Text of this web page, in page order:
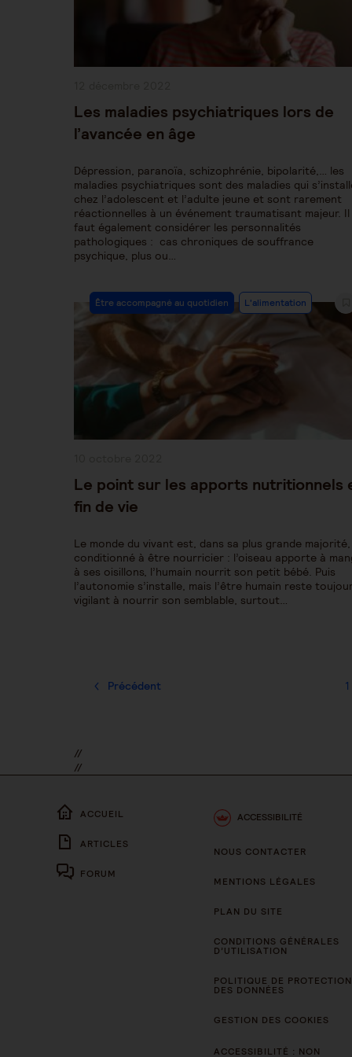
Les maladies psychiatriques lors de
l’avancée en âge
Dépression, paranoïa, schizophrénie, bipolarité,… les
maladies psychiatriques sont des maladies qui
chez l’adolescent et l’adulte jeune et sont rarement
réactionnelles à un événement traumatisant majeur. Il
faut également considérer les personnalités
pathologiques : cas chroniques de souffrance
psychique, plus ou…
Post
Category:
Être accompagné au quotidien L'alimentation
Le point sur les apports nutritionnels
fin de vie
Le monde du vivant est, dans sa plus grande majorité,
conditionné à être nourricier : l’oiseau apporte à
à ses oisillons, l’humain nourrit son petit bébé. Puis
l’autonomie s’installe, mais l’être humain reste
vigilant à nourrir son semblable, surtout…
Précédent 1
//
//
ACCUEIL
ARTICLES
FORUM
ACCESSIBILITÉ
NOUS CONTACTER
MENTIONS LÉGALES
PLAN DU SITE
CONDITIONS GÉNÉRALES
D’UTILISATION
POLITIQUE DE PROTECTION
DES DONNÉES
GESTION DES COOKIES
ACCESSIBILITÉ : NON